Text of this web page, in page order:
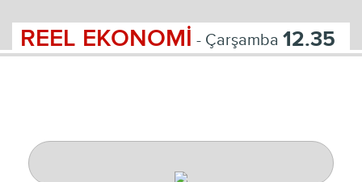
REEL EKONOMİ - Çarşamba 12.35